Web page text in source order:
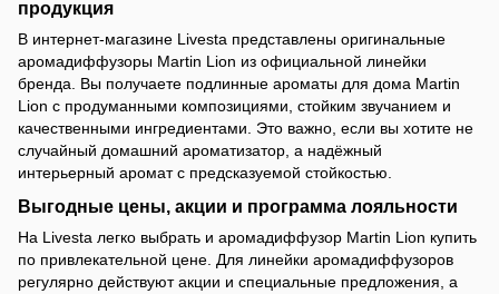
продукция
В интернет-магазине Livesta представлены оригинальные
аромадиффузоры Martin Lion из официальной линейки
бренда. Вы получаете подлинные ароматы для дома Martin
Lion с продуманными композициями, стойким звучанием и
качественными ингредиентами. Это важно, если вы хотите не
случайный домашний ароматизатор, а надёжный
интерьерный аромат с предсказуемой стойкостью.
Выгодные цены, акции и программа лояльности
На Livesta легко выбрать и аромадиффузор Martin Lion купить
по привлекательной цене. Для линейки аромадиффузоров
регулярно действуют акции и специальные предложения, а